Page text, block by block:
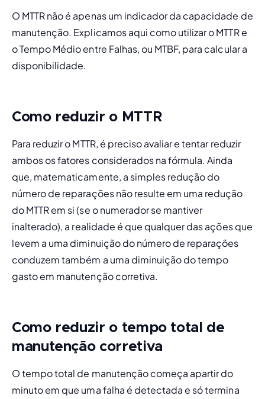
O MTTR não é apenas um indicador da capacidade de
manutenção. Explicamos aqui como utilizar o MTTR e
o Tempo Médio entre Falhas, ou MTBF, para calcular a
disponibilidade.
Como reduzir o MTTR
Para reduzir o MTTR, é preciso avaliar e tentar reduzir
ambos os fatores considerados na fórmula. Ainda
que, matematicamente, a simples redução do
número de reparações não resulte em uma redução
do MTTR em si (se o numerador se mantiver
inalterado), a realidade é que qualquer das ações que
levem a uma diminuição do número de reparações
conduzem também a uma diminuição do tempo
gasto em manutenção corretiva.
Como reduzir o tempo total de
manutenção corretiva
O tempo total de manutenção começa apartir do
minuto em que uma falha é detectada e só termina